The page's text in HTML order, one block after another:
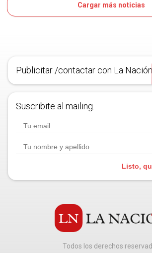
Cargar más noticias
Publicitar /contactar con La Nación
Suscribite al mailing.
Listo,
Todos los derechos